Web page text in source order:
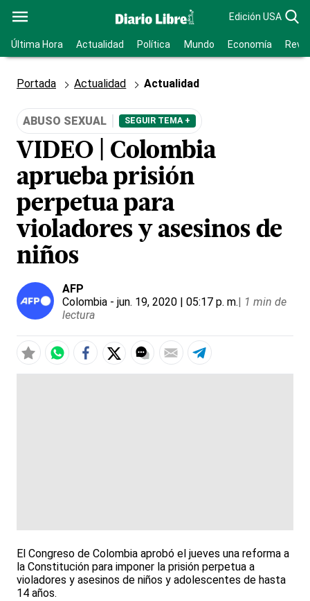
Edición USA
Última Hora Actualidad Política Mundo Economía
Portada Actualidad Actualidad
ABUSO SEXUAL SEGUIR TEMA +
VIDEO | Colombia
aprueba prisión
perpetua para
violadores y asesinos de
niños
AFP
Colombia - jun. 19, 2020 | 05:17 p. m.| 1 min de
lectura
El Congreso de Colombia aprobó el jueves una reforma a
la Constitución para imponer la prisión perpetua a
violadores y asesinos de niños y adolescentes de hasta
14 años.